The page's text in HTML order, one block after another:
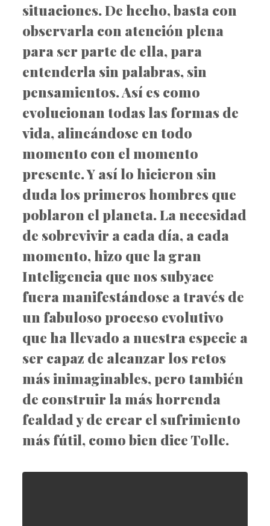
situaciones. De hecho, basta con
observarla con atención plena
para ser parte de ella, para
entenderla sin palabras, sin
pensamientos. Así es como
evolucionan todas las formas de
vida, alineándose en todo
momento con el momento
presente. Y así lo hicieron sin
duda los primeros hombres que
poblaron el planeta. La necesidad
de sobrevivir a cada día, a cada
momento, hizo que la gran
Inteligencia que nos subyace
fuera manifestándose a través de
un fabuloso proceso evolutivo
que ha llevado a nuestra especie a
ser capaz de alcanzar los retos
más inimaginables, pero también
de construir la más horrenda
fealdad y de crear el sufrimiento
más fútil, como bien dice Tolle.